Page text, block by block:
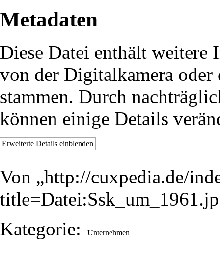
Metadaten
Diese Datei enthält weitere
von der Digitalkamera oder
stammen. Durch
können einige Details
Erweiterte Details einblenden
Von „http://cuxpedia.de/
Kategorie: Unternehmen